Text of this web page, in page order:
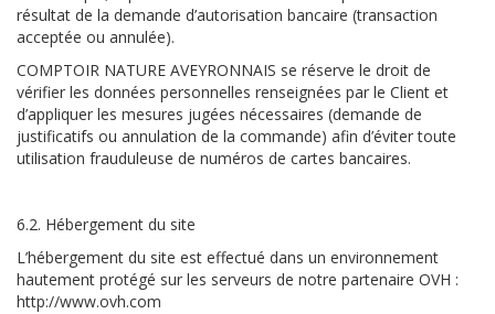
résultat de la demande d’autorisation bancaire (transaction
acceptée ou annulée).
COMPTOIR NATURE AVEYRONNAIS se réserve le droit de
vérifier les données personnelles renseignées par le Client et
d’appliquer les mesures jugées nécessaires (demande de
justificatifs ou annulation de la commande) afin d’éviter toute
utilisation frauduleuse de numéros de cartes bancaires.
6.2. Hébergement du site
L’hébergement du site est effectué dans un environnement
hautement protégé sur les serveurs de notre partenaire OVH :
http://www.ovh.com